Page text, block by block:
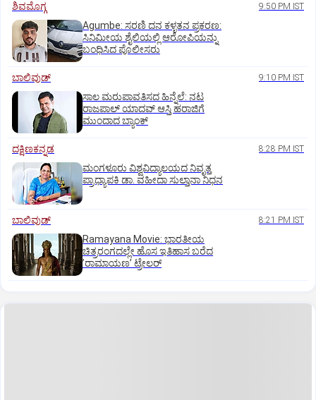
ಶಿವಮೊಗ್ಗ 9:50 PM IST
Agumbe: ಸರಣಿ ದನ ಕಳ್ಳತನ ಪ್ರಕರಣ:
ಸಿನಿಮೀಯ ಶೈಲಿಯಲ್ಲಿ ಆರೋಪಿಯನ್ನು
ಬಂಧಿಸಿದ ಪೊಲೀಸರು
ಬಾಲಿವುಡ್‌ 9:10 PM IST
ಸಾಲ ಮರುಪಾವತಿಸದ ಹಿನ್ನೆಲೆ: ನಟ
ರಾಜಪಾಲ್ ಯಾದವ್‌ ಆಸ್ತಿ ಹರಾಜಿಗೆ
ಮುಂದಾದ ಬ್ಯಾಂಕ್
ದಕ್ಷಿಣಕನ್ನಡ 8:28 PM IST
ಮಂಗಳೂರು ವಿಶ್ವವಿದ್ಯಾಲಯದ ನಿವೃತ್ತ
ಪ್ರಾಧ್ಯಾಪಕಿ ಡಾ. ವಹೀದಾ ಸುಲ್ತಾನಾ ನಿಧನ
ಬಾಲಿವುಡ್‌ 8:21 PM IST
Ramayana Movie: ಭಾರತೀಯ
ಚಿತ್ರರಂಗದಲ್ಲೇ ಹೊಸ ಇತಿಹಾಸ ಬರೆದ
ʼರಾಮಾಯಣʼ ಟ್ರೇಲರ್